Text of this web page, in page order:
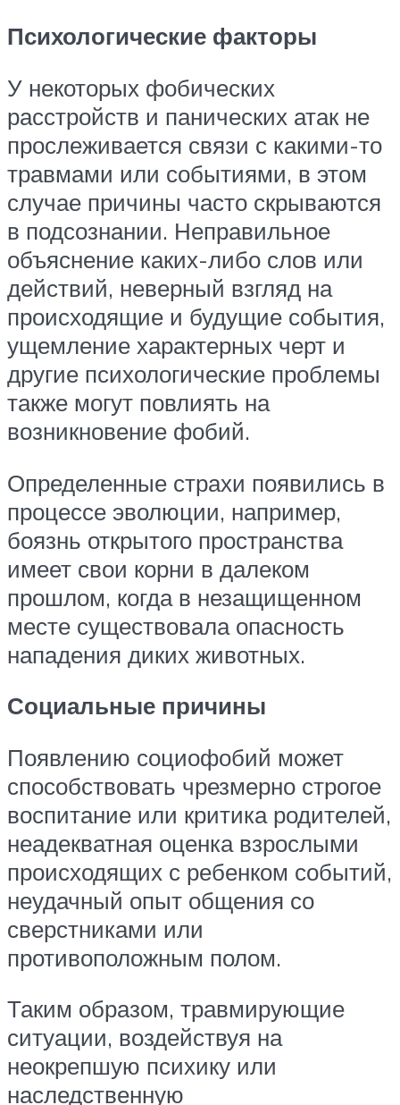
Психологические факторы
У некоторых фобических
расстройств и панических атак не
прослеживается связи с какими-то
травмами или событиями, в этом
случае причины часто скрываются
в подсознании. Неправильное
объяснение каких-либо слов или
действий, неверный взгляд на
происходящие и будущие события,
ущемление характерных черт и
другие психологические проблемы
также могут повлиять на
возникновение фобий.
Определенные страхи появились в
процессе эволюции, например,
боязнь открытого пространства
имеет свои корни в далеком
прошлом, когда в незащищенном
месте существовала опасность
нападения диких животных.
Социальные причины
Появлению социофобий может
способствовать чрезмерно строгое
воспитание или критика родителей,
неадекватная оценка взрослыми
происходящих с ребенком событий,
неудачный опыт общения со
сверстниками или
противоположным полом.
Таким образом, травмирующие
ситуации, воздействуя на
неокрепшую психику или
наследственную